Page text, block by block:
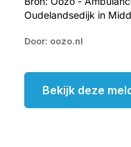
Oudelandsedijk in
Door: oozo.nl
Bekijk deze